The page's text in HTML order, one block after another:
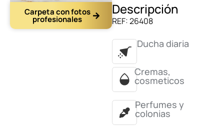
Carpeta con fotos
profesionales
Descripción
REF: 26408
Ducha diaria
Cremas,
cosmeticos
Perfumes y
colonias